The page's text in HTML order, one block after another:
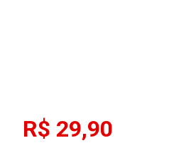
R$ 29,90